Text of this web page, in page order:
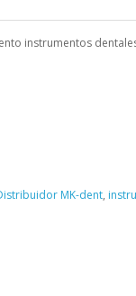
instrumentos
MK-dent,